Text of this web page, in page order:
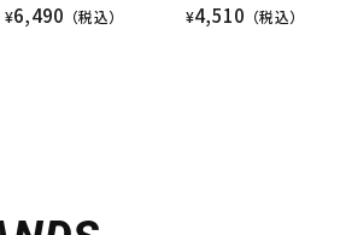
¥6,490 （税込） ¥4,510 （税込）